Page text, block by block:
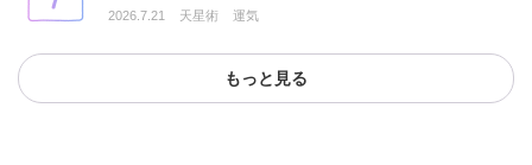
2026.7.21 天星術 運気
もっと見る